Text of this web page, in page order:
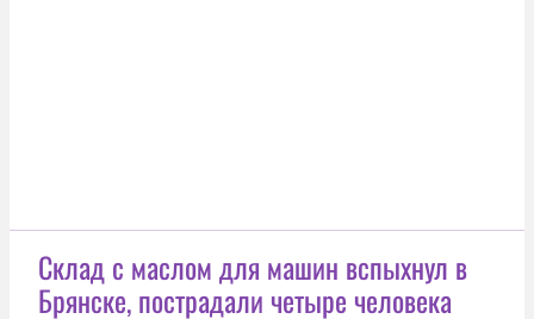
Склад с маслом для машин вспыхнул в
Брянске, пострадали четыре человека